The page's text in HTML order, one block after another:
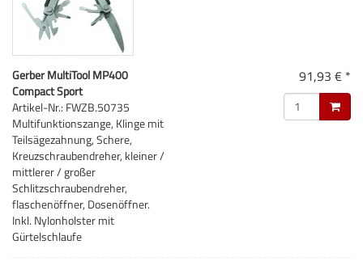
Gerber MultiTool MP400
Compact Sport
Artikel-Nr.: FWZB.50735
Multifunktionszange, Klinge mit
Teilsägezahnung, Schere,
Kreuzschraubendreher, kleiner /
mittlerer / großer
Schlitzschraubendreher,
flaschenöffner, Dosenöffner.
Inkl. Nylonholster mit
Gürtelschlaufe
91,93 € *